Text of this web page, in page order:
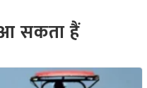
सकता हैं